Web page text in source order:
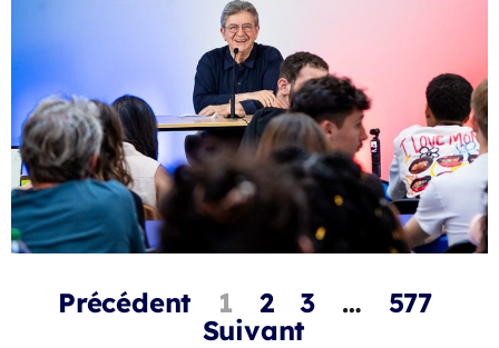
Précédent 1 2 3 …
577
Suivant